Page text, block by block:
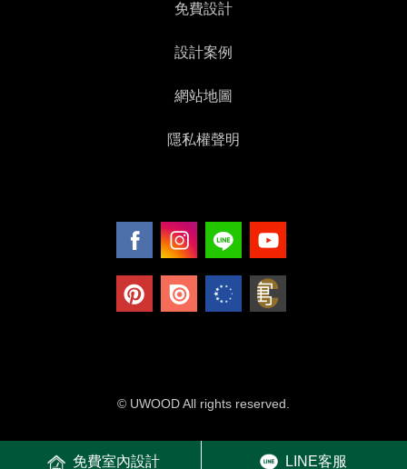
免費室內設計 LINE客服
免費設計
設計案例
網站地圖
隱私權聲明
© UWOOD All rights reserved.